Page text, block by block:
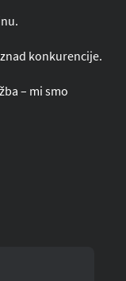
konkurencije.
– mi smo